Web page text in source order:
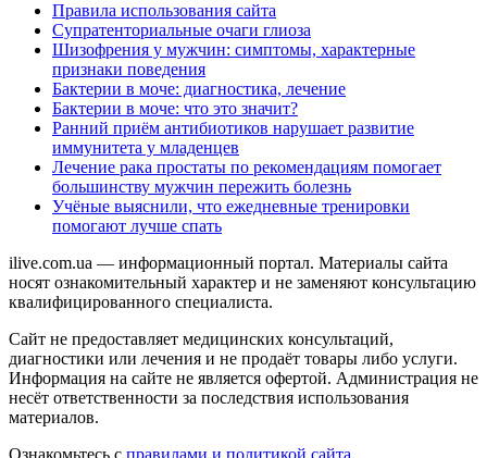
Правила использования сайта
Супратенториальные очаги глиоза
Шизофрения у мужчин: симптомы, характерные
признаки поведения
Бактерии в моче: диагностика, лечение
Бактерии в моче: что это значит?
Ранний приём антибиотиков нарушает развитие
иммунитета у младенцев
Лечение рака простаты по рекомендациям помогает
большинству мужчин пережить болезнь
Учёные выяснили, что ежедневные тренировки
помогают лучше спать
ilive.com.ua — информационный портал. Материалы сайта
носят ознакомительный характер и не заменяют консультацию
квалифицированного специалиста.
Сайт не предоставляет медицинских консультаций,
диагностики или лечения и не продаёт товары либо услуги.
Информация на сайте не является офертой. Администрация не
несёт ответственности за последствия использования
материалов.
Ознакомьтесь с правилами и политикой сайта.